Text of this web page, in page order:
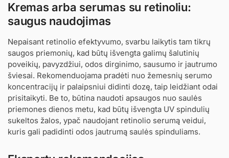
Kremas arba serumas su retinoliu:
saugus naudojimas
Nepaisant retinolio efektyvumo, svarbu laikytis tam tikrų
saugos priemonių, kad būtų išvengta galimų šalutinių
poveikių, pavyzdžiui, odos dirginimo, sausumo ir jautrumo
šviesai. Rekomenduojama pradėti nuo žemesnių serumo
koncentracijų ir palaipsniui didinti dozę, taip leidžiant odai
prisitaikyti. Be to, būtina naudoti apsaugos nuo saulės
priemones dienos metu, kad būtų išvengta UV spindulių
sukeltos žalos, ypač naudojant retinolio serumą veidui,
kuris gali padidinti odos jautrumą saulės spinduliams.